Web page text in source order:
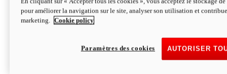
Configurer En Savoir Plus
newV2 SP
69 lb-ftCouple
Poids humide (sans carburant)
pour améliorer la navigation sur le site, analyser son utilisation et
marketing.
Cookie policy
AUTORISER
Paramètres des cookies